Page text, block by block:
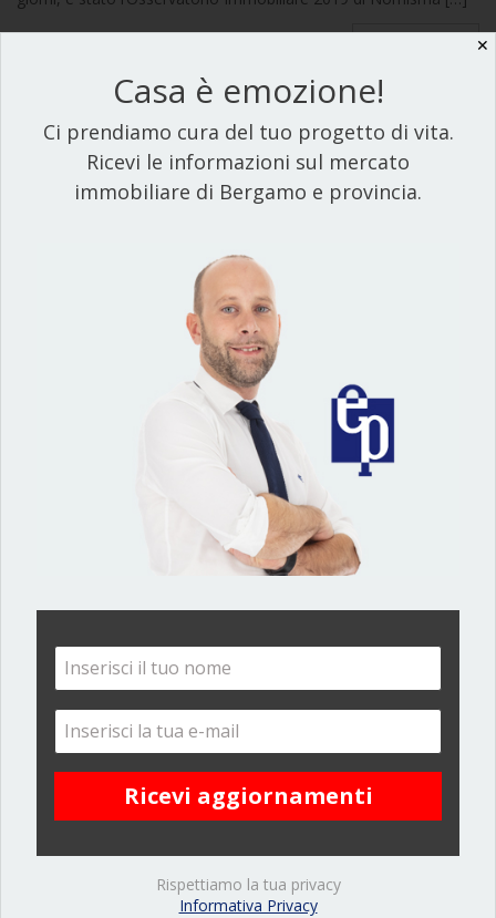
Bergamo, prezzi case stabili
secondo i dati dell’OMI
Gli ultimi dati dell’Ossevatorio del mercato immobiliare italiano,
elaborati negli scorsi giorni e relativi alla fine del primo semestre
2019, dimostrano che i prezzi degli appartamenti a Bergamo
oscillano mediamente tra i 1.100 e i 3.500 euro a metro quadro,
con un prezzo mediano per casa in buono stato conservativo
Leggi tutto
✕
Casa è emozione!
Ci prendiamo cura del tuo progetto di vita.
Ricevi le informazioni sul mercato
immobiliare di Bergamo e provincia.
Rispettiamo la tua privacy
Informativa Privacy